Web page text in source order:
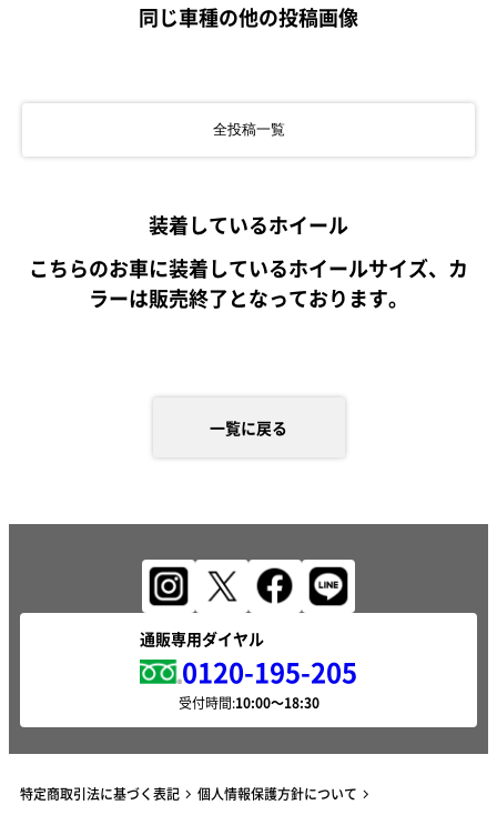
同じ車種の他の投稿画像
全投稿一覧
装着しているホイール
こちらのお車に装着しているホイールサイズ、カ
ラーは販売終了となっております。
一覧に戻る
通販専用ダイヤル
0120-195-205
受付時間:
特定商取引法に基づく表記
個人情報保護方針について